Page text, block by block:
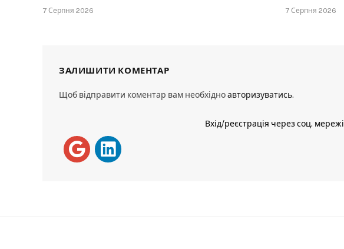
7 Серпня 2026 7 Серпня 2026
ЗАЛИШИТИ КОМЕНТАР
Щоб відправити коментар вам необхідноавторизуватись.
Вхід/реєстрація через соц. мережі